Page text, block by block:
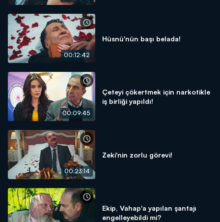
00:12:42
Hüsnü'nün başı belada!
00:09:45
Çeteyi çökertmek için narkotikle
iş birliği yapıldı!
00:23:14
Zeki'nin zorlu görevi!
Ekip, Vahap'a yapılan şantajı
engelleyebildi mi?